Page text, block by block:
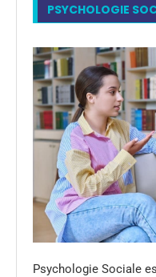
PSYCHOLOGIE
Psychologie Sociale